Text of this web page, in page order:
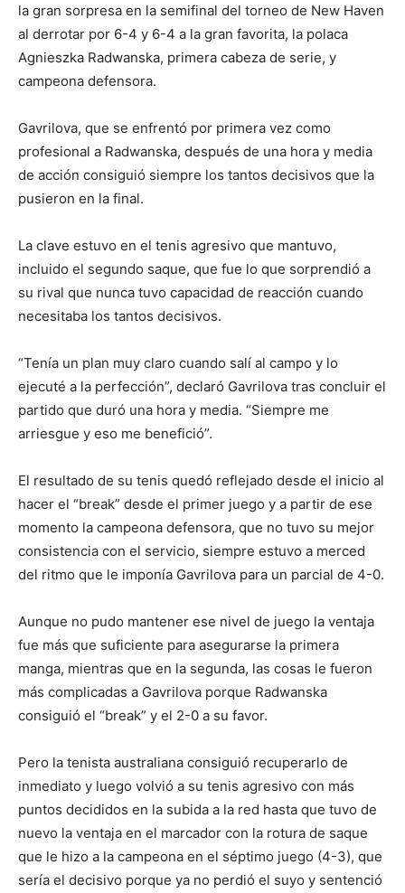
la gran sorpresa en la semifinal del torneo de New Haven
al derrotar por 6-4 y 6-4 a la gran favorita, la polaca
Agnieszka Radwanska, primera cabeza de serie, y
campeona defensora.
Gavrilova, que se enfrentó por primera vez como
profesional a Radwanska, después de una hora y media
de acción consiguió siempre los tantos decisivos que la
pusieron en la final.
La clave estuvo en el tenis agresivo que mantuvo,
incluido el segundo saque, que fue lo que sorprendió a
su rival que nunca tuvo capacidad de reacción cuando
necesitaba los tantos decisivos.
“Tenía un plan muy claro cuando salí al campo y lo
ejecuté a la perfección”, declaró Gavrilova tras concluir el
partido que duró una hora y media. “Siempre me
arriesgue y eso me benefició”.
El resultado de su tenis quedó reflejado desde el inicio al
hacer el “break” desde el primer juego y a partir de ese
momento la campeona defensora, que no tuvo su mejor
consistencia con el servicio, siempre estuvo a merced
del ritmo que le imponía Gavrilova para un parcial de 4-0.
Aunque no pudo mantener ese nivel de juego la ventaja
fue más que suficiente para asegurarse la primera
manga, mientras que en la segunda, las cosas le fueron
más complicadas a Gavrilova porque Radwanska
consiguió el “break” y el 2-0 a su favor.
Pero la tenista australiana consiguió recuperarlo de
inmediato y luego volvió a su tenis agresivo con más
puntos decididos en la subida a la red hasta que tuvo de
nuevo la ventaja en el marcador con la rotura de saque
que le hizo a la campeona en el séptimo juego (4-3), que
sería el decisivo porque ya no perdió el suyo y sentenció